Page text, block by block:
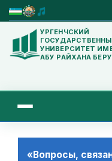
УРГЕНЧСКИЙ
УНИВЕРСИТЕТ
АБУ РАЙХАНА
«Вопросы,